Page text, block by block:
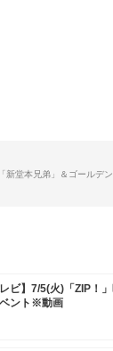
新堂本兄弟」＆ゴールデ
レビ】7/5(火)「ZIP！
ント※動画